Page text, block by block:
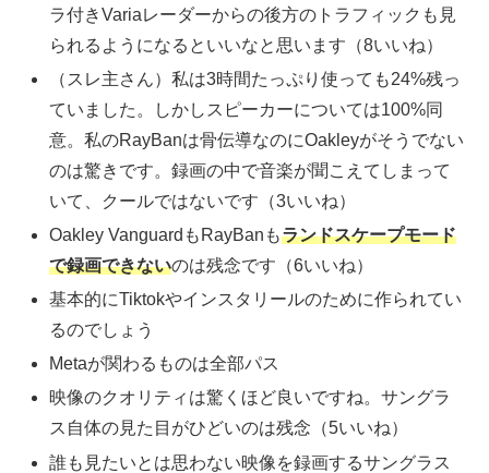
ラ付きVariaレーダーからの後方のトラフィックも見
られるようになるといいなと思います（8いいね）
（スレ主さん）私は3時間たっぷり使っても24%残っ
ていました。しかしスピーカーについては100%同
意。私のRayBanは骨伝導なのにOakleyがそうでない
のは驚きです。録画の中で音楽が聞こえてしまって
いて、クールではないです（3いいね）
Oakley VanguardもRayBanもランドスケープモード
で録画できないのは残念です（6いいね）
基本的にTiktokやインスタリールのために作られてい
るのでしょう
Metaが関わるものは全部パス
映像のクオリティは驚くほど良いですね。サングラ
ス自体の見た目がひどいのは残念（5いいね）
誰も見たいとは思わない映像を録画するサングラス